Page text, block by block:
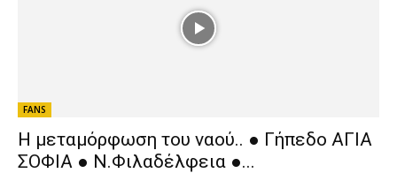
FANS
Η μεταμόρφωση του ναού.. ● Γήπεδο ΑΓΙΑ
ΣΟΦΙΑ ● Ν.Φιλαδέλφεια ●...